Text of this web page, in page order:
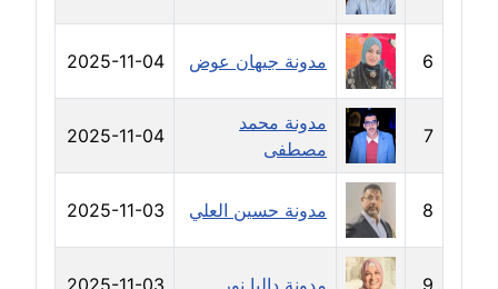
مدونة رشا شمس الدين
عاملة
مدونة رشا كمال
عاملة
مدونة رشا ماهر
عاملة
6 مدونة جيهان عوض 2025-11-04
7
مدونة محمد
مصطفى
2025-11-04
8 مدونة حسين العلي 2025-11-03